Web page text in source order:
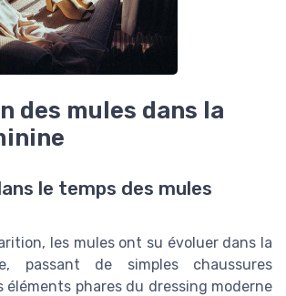
des mules dans la
le temps des mules
les mules ont su évoluer dans la
passant de simples chaussures
éléments phares du dressing moderne